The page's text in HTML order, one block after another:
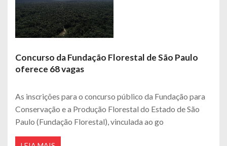
Concurso da Fundação Florestal de São Paulo
oferece 68 vagas
As inscrições para o concurso público da Fundação para
Conservação e a Produção Florestal do Estado de São
Paulo (Fundação Florestal), vinculada ao go